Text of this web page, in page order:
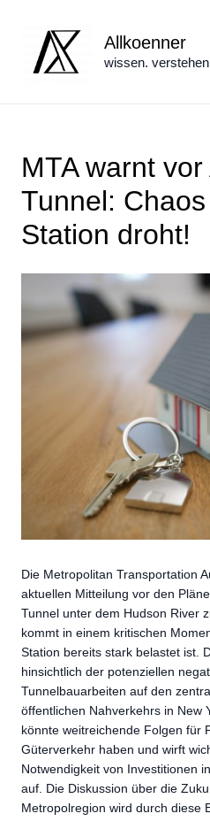
springen
Allkoenner
wissen.
MTA warnt
Tunnel:
Station droht!
Die Metropolitan Transportation
aktuellen Mitteilung vor den
Tunnel unter dem Hudson River
kommt in einem kritischen
Station bereits stark belastet ist.
hinsichtlich der potenziellen
Tunnelbauarbeiten auf den
öffentlichen Nahverkehrs in New
könnte weitreichende Folgen für
Güterverkehr haben und wirft
Notwendigkeit von Investitionen
auf. Die Diskussion über die
Metropolregion wird durch diese